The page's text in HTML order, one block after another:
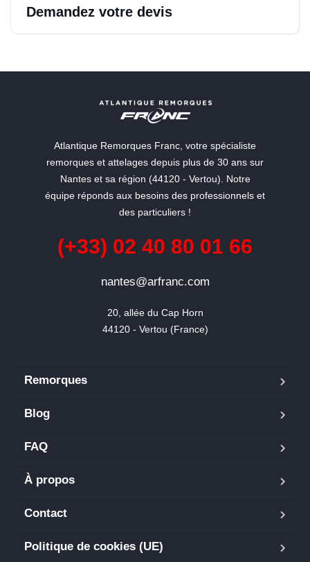
Demandez votre devis
Atlantique Remorques Franc, votre spécialiste
remorques et attelages depuis plus de 30 ans sur
Nantes et sa région (44120 - Vertou). Notre
équipe réponds aux besoins des professionnels et
des particuliers !
(+33) 02 40 80 01 66
nantes@arfranc.com
20, allée du Cap Horn
44120 - Vertou (France)
Remorques
Blog
FAQ
À propos
Contact
Politique de cookies (UE)